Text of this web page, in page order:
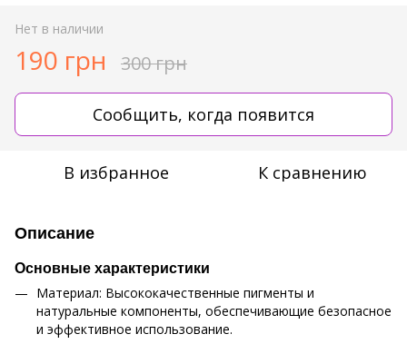
Нет в наличии
190 грн 300 грн
Сообщить, когда появится
В избранное К сравнению
Описание
Основные характеристики
Материал: Высококачественные пигменты и
натуральные компоненты, обеспечивающие безопасное
и эффективное использование.